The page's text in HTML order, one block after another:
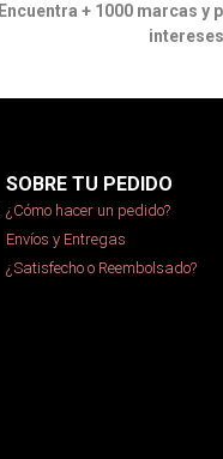
Encuentra + 1000 marcas y
intereses
SOBRE TU PEDIDO
¿Cómo hacer un pedido?
Envíos y Entregas
¿Satisfecho o Reembolsado?